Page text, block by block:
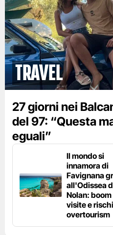
Travel
27 giorni nei
del 97: “Questa
eguali”
Il mondo si
innamora di
Favignana
all'Odissea
Nolan:
visite e
overtourism